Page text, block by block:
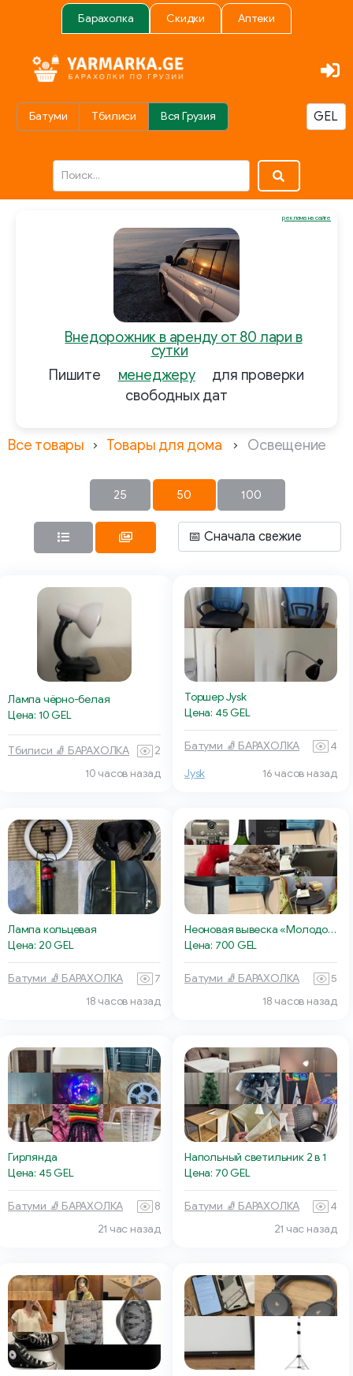
Барахолка Скидки Аптеки
Батуми Тбилиси Вся Грузия
Внедорожник в аренду от 80 лари в
сутки
Пишите
менеджеру
для проверки
свободных дат
реклама на сайте
Все товары Товары для дома Освещение
25 50 100
Лампа чёрно-белая
Цена: 10 GEL
Тбилиси 🧦 БАРАХОЛКА
2
10 часов назад
Торшер Jysk
Цена: 45 GEL
Батуми 🧦 БАРАХОЛКА 4
Jysk 16 часов назад
Лампа кольцевая
Цена: 20 GEL
Батуми 🧦 БАРАХОЛКА
7
18 часов назад
Неоновая вывеска «Молодость»
Цена: 700 GEL
Батуми 🧦 БАРАХОЛКА
5
18 часов назад
Гирлянда
Цена: 45 GEL
Батуми 🧦 БАРАХОЛКА
8
21 час назад
Напольный светильник 2 в 1
Цена: 70 GEL
Батуми 🧦 БАРАХОЛКА
4
21 час назад